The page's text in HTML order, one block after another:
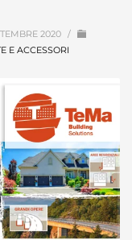
2020 /
E ACCESSORI